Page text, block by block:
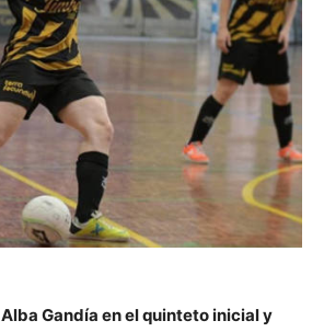
Alba Gandía en el quinteto inicial y